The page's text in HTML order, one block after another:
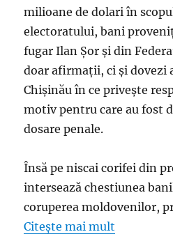
milioane de dolari în
electoratului, bani
fugar Ilan Șor și din
doar afirmaţii, ci şi dovezi
Chişinău în ce priveşte
motiv pentru care au fost
dosare penale.
Însă pe niscai corifei din
intersează chestiunea
coruperea moldovenilor,
Citește mai mult